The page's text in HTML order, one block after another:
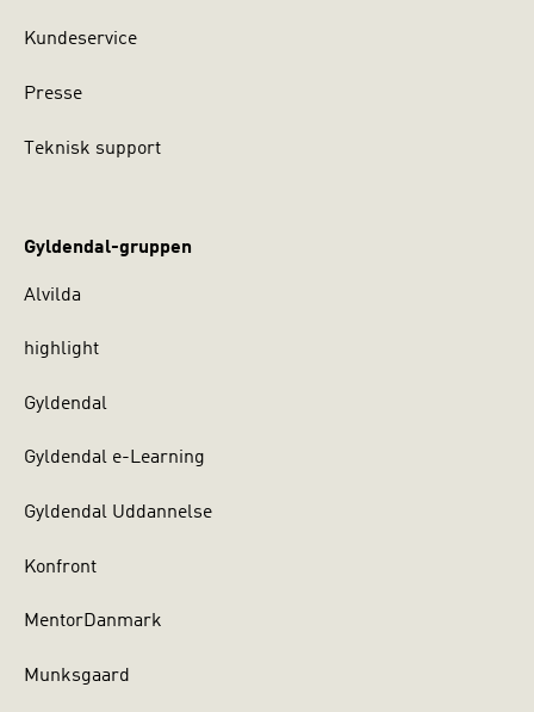
Kundeservice
Presse
Teknisk support
Gyldendal-gruppen
Alvilda
highlight
Gyldendal
Gyldendal e-Learning
Gyldendal Uddannelse
Konfront
MentorDanmark
Munksgaard